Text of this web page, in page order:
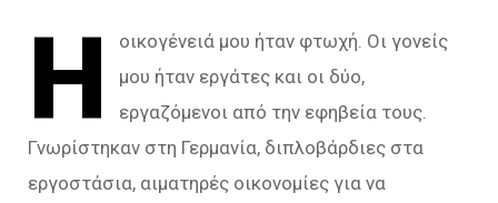
Η
οικογένειά μου ήταν φτωχή. Οι γονείς
μου ήταν εργάτες και οι δύο,
εργαζόμενοι από την εφηβεία τους.
Γνωρίστηκαν στη Γερμανία, διπλοβάρδιες στα
εργοστάσια, αιματηρές οικονομίες για να